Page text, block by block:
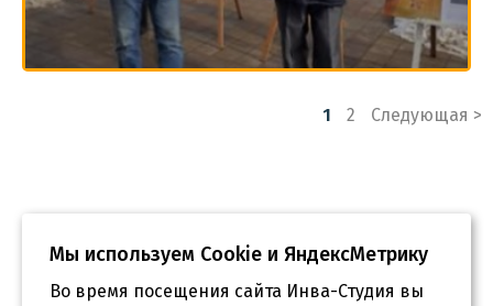
1 2 Следующая >
Мы используем Сookie и ЯндексМетрику
Во время посещения сайта Инва-Студия вы